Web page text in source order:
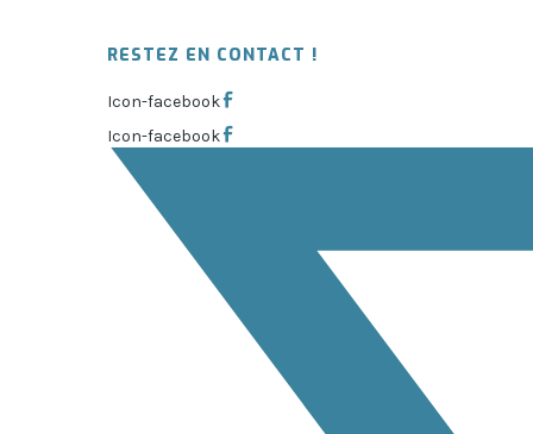
RESTEZ EN CONTACT !
Icon-facebook
Icon-facebook